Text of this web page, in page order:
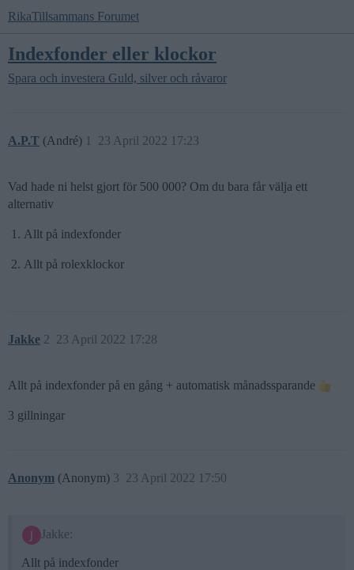
RikaTillsammans Forumet
Indexfonder eller klockor
Spara och investera Guld, silver och råvaror
A.P.T (André) 23 April 2022 17:23
1
Vad hade ni helst gjort för 500 000? Om du bara får välja ett
alternativ
Allt på indexfonder
Allt på rolexklockor
Jakke 23 April 2022 17:28
2
Allt på indexfonder på en gång + automatisk månadssparande
3 gillningar
Anonym (Anonym) 23 April 2022 17:50
3
Jakke:
Allt på indexfonder